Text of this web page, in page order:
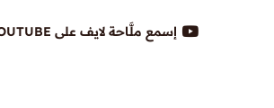
إسمع ملَّاحة لايف على YOUTUBE